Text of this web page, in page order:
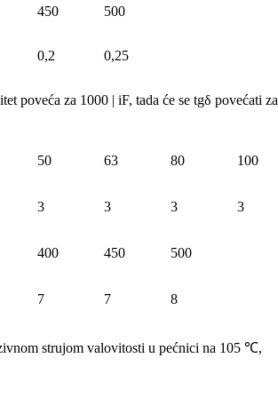
450 500
0,2 0,25
poveća za 1000 | iF, tada će se tgδ povećati za
50 63 80 100
3 3 3 3
400 450 500
7 7 8
strujom valovitosti u pećnici na 105 ℃,